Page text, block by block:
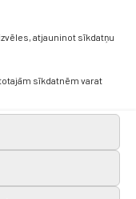
atjauninot sīkdatņu
sīkdatnēm varat